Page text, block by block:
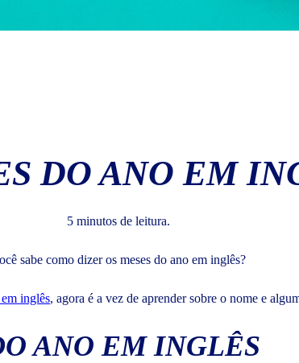
DO ANO EM
5 minutos de leitura.
sabe como dizer os meses do ano em inglês?
inglês, agora é a vez de aprender sobre o nome e
ANO EM INGLÊS